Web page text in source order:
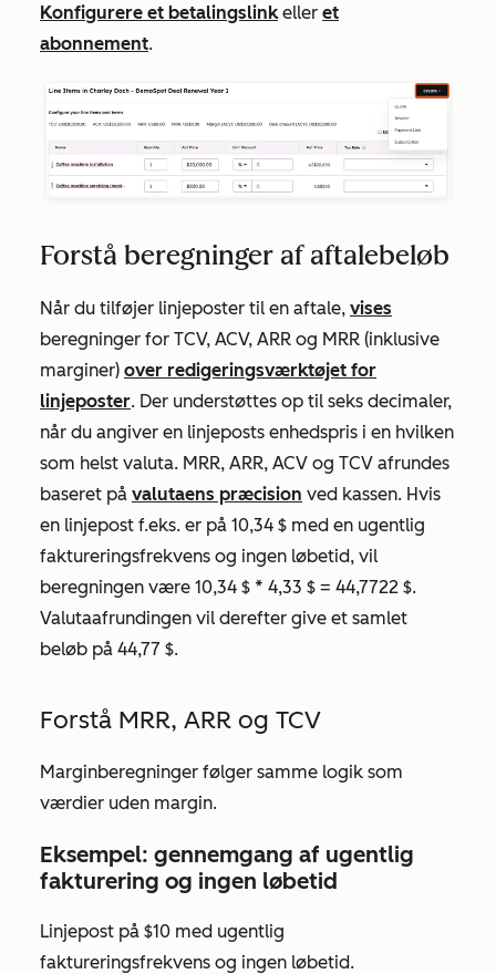
Konfigurere et betalingslinkeller et
abonnement.
Forstå beregninger af aftalebeløb
Når du tilføjer linjeposter til en aftale, vises
beregninger for TCV, ACV, ARR og MRR (inklusive
marginer) over redigeringsværktøjet for
linjeposter. Der understøttes op til seks decimaler,
når du angiver en linjeposts enhedspris i en hvilken
som helst valuta. MRR, ARR, ACV og TCV afrundes
baseret på valutaens præcision ved kassen. Hvis
en linjepost f.eks. er på 10,34 $ med en ugentlig
faktureringsfrekvens og ingen løbetid, vil
beregningen være 10,34 $ * 4,33 $ = 44,7722 $.
Valutaafrundingen vil derefter give et samlet
beløb på 44,77 $.
Forstå MRR, ARR og TCV
Marginberegninger følger samme logik som
værdier uden margin.
Eksempel: gennemgang af ugentlig
fakturering og ingen løbetid
Linjepost på $10 med ugentlig
faktureringsfrekvens og ingen løbetid.